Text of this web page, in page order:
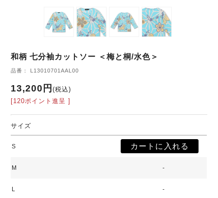
和柄 七分袖カットソー ＜梅と桐/水色＞
品番： L13010701AAL00
13,200円(税込)
[120ポイント進呈 ]
サイズ
S
M -
L -